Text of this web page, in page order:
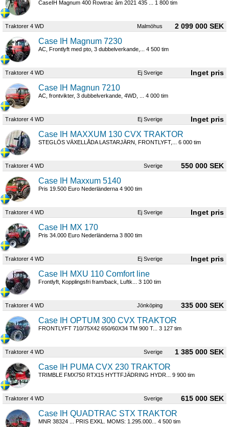
CaseIH Magnum 400 Rowtrac åm 2021 435 ... 1 800 tim
Traktorer 4 WD Malmöhus 2 099 000 SEK
Case IH Magnum 7230
AC, Frontlyft med pto, 3 dubbelverkande,... 4 500 tim
Traktorer 4 WD Ej Sverige
Case IH Magnun 7210
AC, frontvikter, 3 dubbelverkande, 4WD, ... 4 000 tim
Traktorer 4 WD Ej Sverige
Case IH MAXXUM 130 CVX TRAKTOR
STEGLÖS VÄXELLÅDA LASTARJÄRN, FRONTLYFT,... 6 000 tim
Traktorer 4 WD Sverige 550 000 SEK
Case IH Maxxum 5140
Pris 19.500 Euro Nederländerna 4 900 tim
Traktorer 4 WD Ej Sverige
Case IH MX 170
Pris 34.000 Euro Nederländerna 3 800 tim
Traktorer 4 WD Ej Sverige
Case IH MXU 110 Comfort line
Frontlyft, Kopplingsfri fram/back, Luftk... 3 100 tim
Traktorer 4 WD Jönköping 335 000 SEK
Case IH OPTUM 300 CVX TRAKTOR
FRONTLYFT 710/75X42 650/60X34 TM 900 T... 3 127 tim
Traktorer 4 WD Sverige 1 385 000 SEK
Case IH PUMA CVX 230 TRAKTOR
TRIMBLE FMX750 RTX15 HYTTFJÄDRING HYDR... 9 900 tim
Traktorer 4 WD Sverige 615 000 SEK
Case IH QUADTRAC STX TRAKTOR
MNR 38324 ... PRIS EXKL. MOMS: 1.295.000... 4 500 tim